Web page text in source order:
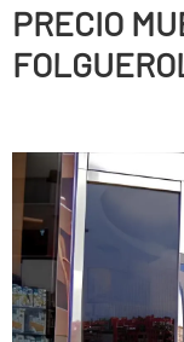
PRECIO